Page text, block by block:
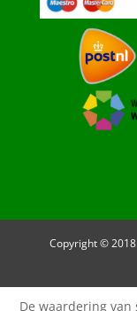
Copyright ©
De waardering